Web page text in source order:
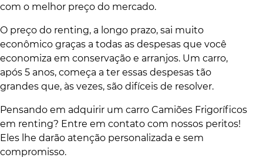
com o melhor preço do mercado.
O preço do renting, a longo prazo, sai muito
econômico graças a todas as despesas que você
economiza em conservação e arranjos. Um carro,
após 5 anos, começa a ter essas despesas tão
grandes que, às vezes, são difíceis de resolver.
Pensando em adquirir um carro Camiões Frigoríficos
em renting? Entre em contato com nossos peritos!
Eles lhe darão atenção personalizada e sem
compromisso.